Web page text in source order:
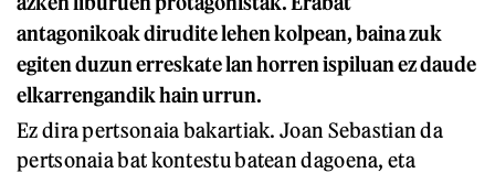
antagonikoak dirudite lehen kolpean, baina zuk
egiten duzun erreskate lan horren ispiluan ez daude
elkarrengandik hain urrun.
Ez dira pertsonaia bakartiak. Joan Sebastian da
pertsonaia bat kontestu batean dagoena, eta